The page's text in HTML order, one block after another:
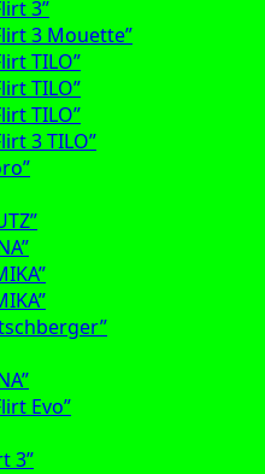
3”
3 Mouette”
TILO”
TILO”
TILO”
3 TILO”
Evo”
3”